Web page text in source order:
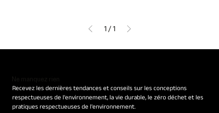
1 / 1
Ne manquez rien
Recevez les dernières tendances et conseils sur les conceptions
respectueuses de l'environnement, la vie durable, le zéro déchet et les
pratiques respectueuses de l'environnement.